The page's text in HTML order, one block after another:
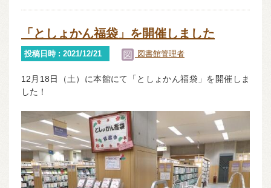
「としょかん福袋」を開催しました
投稿日時 : 2021/12/21 図書館管理者
12月18日（土）に本館にて「としょかん福袋」を開催しま
した！